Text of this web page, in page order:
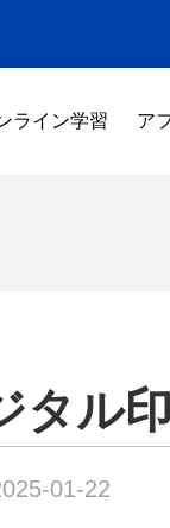
ライン学習 ア
タル
01-22